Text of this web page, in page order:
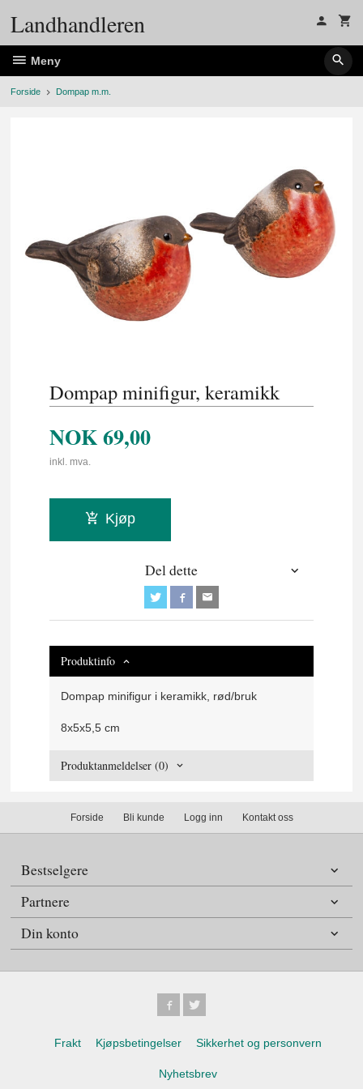
Landhandleren
Meny
Forside Dompap m.m.
Dompap minifigur, keramikk
NOK69,00
inkl. mva.
Kjøp
Del dette
Produktinfo
Dompap minifigur i keramikk, rød/bruk
8x5x5,5 cm
Produktanmeldelser (0)
Forside Bli kunde Logg inn Kontakt oss
Bestselgere
Partnere
Din konto
Frakt Kjøpsbetingelser Sikkerhet og personvern
Nyhetsbrev